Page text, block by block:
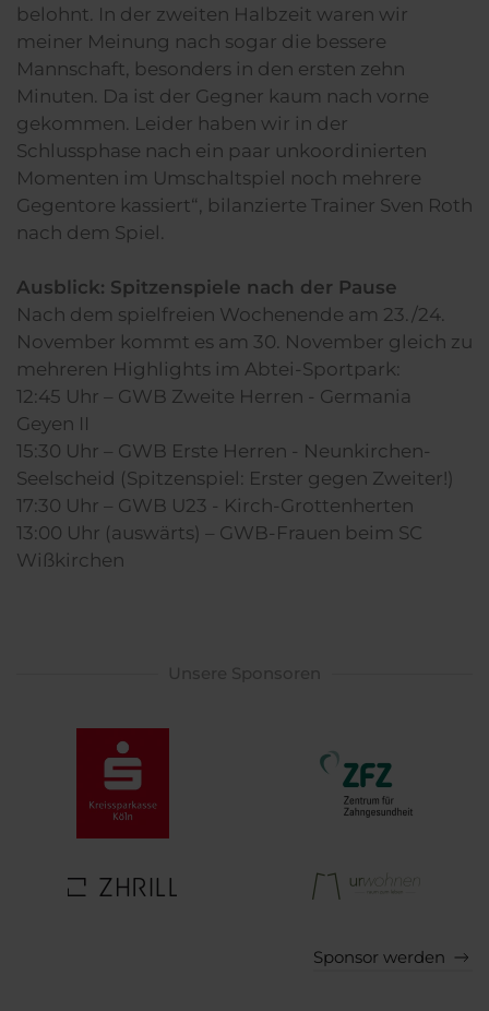
belohnt. In der zweiten Halbzeit waren wir
meiner Meinung nach sogar die bessere
Mannschaft, besonders in den ersten zehn
Minuten. Da ist der Gegner kaum nach vorne
gekommen. Leider haben wir in der
Schlussphase nach ein paar unkoordinierten
Momenten im Umschaltspiel noch mehrere
Gegentore kassiert“, bilanzierte Trainer Sven Roth
nach dem Spiel.
Ausblick: Spitzenspiele nach der Pause
Nach dem spielfreien Wochenende am 23./24.
November kommt es am 30. November gleich zu
mehreren Highlights im Abtei-Sportpark:
12:45 Uhr – GWB Zweite Herren - Germania
Geyen II
15:30 Uhr – GWB Erste Herren - Neunkirchen-
Seelscheid (Spitzenspiel: Erster gegen Zweiter!)
17:30 Uhr – GWB U23 - Kirch-Grottenherten
13:00 Uhr (auswärts) – GWB-Frauen beim SC
Wißkirchen
Unsere Sponsoren
Sponsor werden